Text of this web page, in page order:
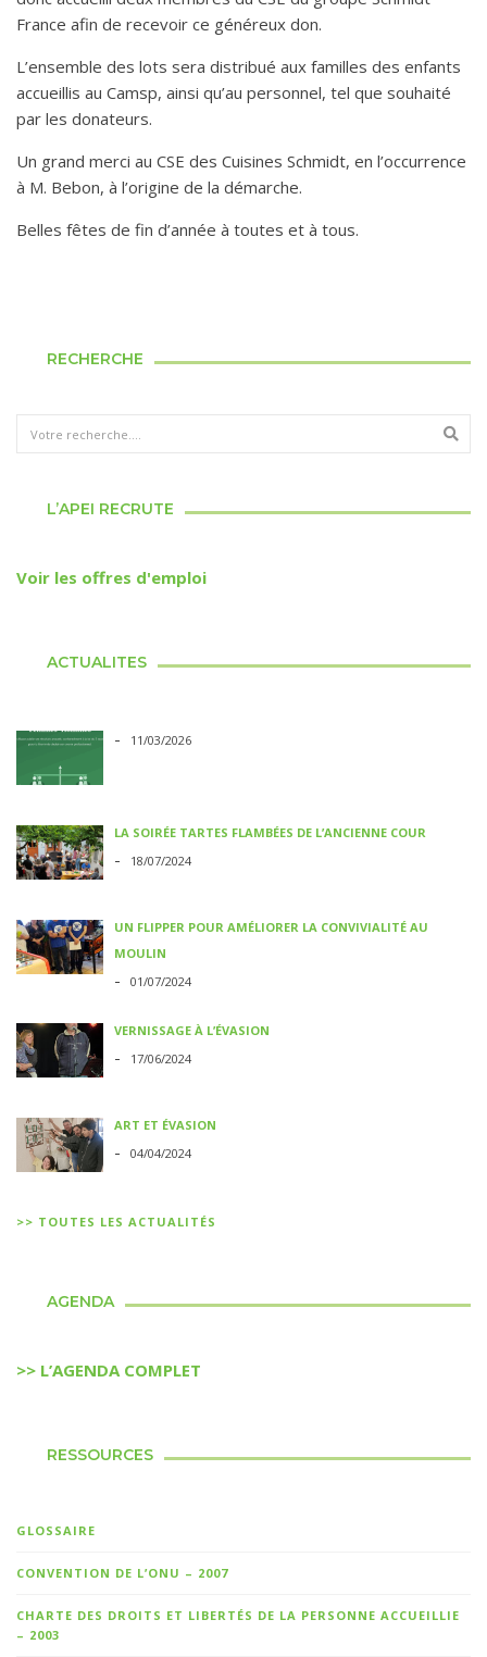
France afin de recevoir ce généreux don.
L’ensemble des lots sera distribué aux familles des enfants
accueillis au Camsp, ainsi qu’au personnel, tel que souhaité
par les donateurs.
Un grand merci au CSE des Cuisines Schmidt, en l’occurrence
à M. Bebon, à l’origine de la démarche.
Belles fêtes de fin d’année à toutes et à tous.
RECHERCHE
L’APEI RECRUTE
Voir les offres d'emploi
ACTUALITES
- 11/03/2026
LA SOIRÉE TARTES FLAMBÉES DE L’ANCIENNE COUR
- 18/07/2024
UN FLIPPER POUR AMÉLIORER LA CONVIVIALITÉ AU
MOULIN
- 01/07/2024
VERNISSAGE À L’ÉVASION
- 17/06/2024
ART ET ÉVASION
- 04/04/2024
>> TOUTES LES ACTUALITÉS
AGENDA
>> L’AGENDA COMPLET
RESSOURCES
GLOSSAIRE
CONVENTION DE L’ONU – 2007
CHARTE DES DROITS ET LIBERTÉS DE LA PERSONNE ACCUEILLIE
– 2003